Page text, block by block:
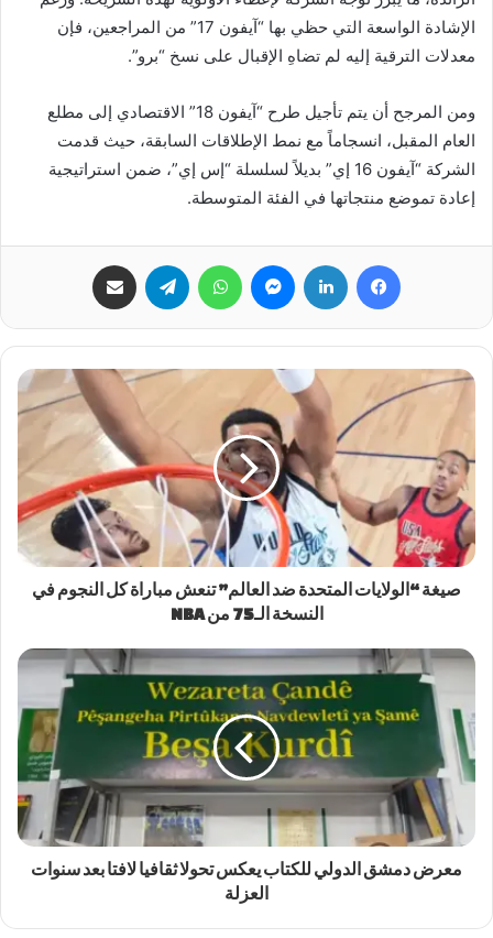
الإشادة الواسعة التي حظي بها “آيفون 17” من المراجعين، فإن
معدلات الترقية إليه لم تضاهِ الإقبال على نسخ “برو”.
ومن المرجح أن يتم تأجيل طرح “آيفون 18” الاقتصادي إلى مطلع
العام المقبل، انسجاماً مع نمط الإطلاقات السابقة، حيث قدمت
الشركة “آيفون 16 إي” بديلاً لسلسلة “إس إي”، ضمن استراتيجية
إعادة تموضع منتجاتها في الفئة المتوسطة.
فيسبوك لينكدإن ماسنجر واتساب تيلقرام
صيغة “الولايات المتحدة ضد العالم” تنعش مباراة كل النجوم في
النسخة الـ75 من NBA
معرض دمشق الدولي للكتاب يعكس تحولا ثقافيا لافتا بعد سنوات
العزلة